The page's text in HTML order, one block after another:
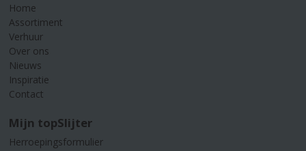
Home
Assortiment
Verhuur
Over ons
Nieuws
Inspiratie
Contact
Mijn topSlijter
Herroepingsformulier